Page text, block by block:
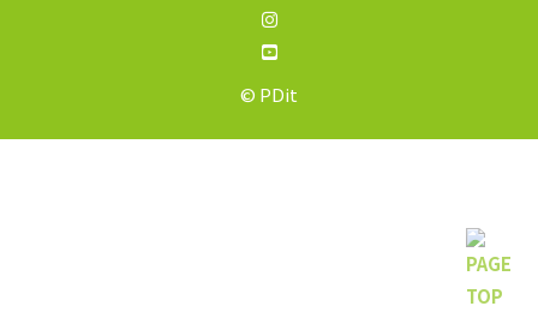
© PDit